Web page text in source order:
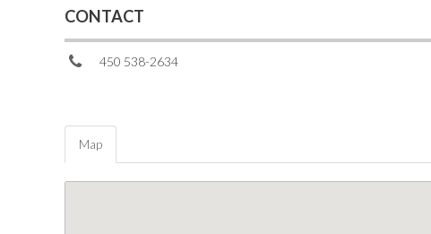
CONTACT
450 538-2634
Map